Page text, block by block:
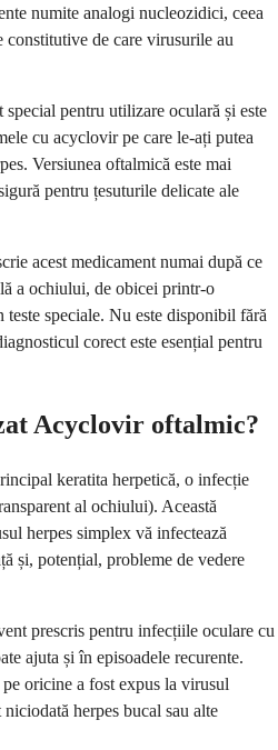
numite analogi nucleozidici, ceea
constitutive de care virusurile au
pentru utilizare oculară și este
cu acyclovir pe care le-ați putea
Versiunea oftalmică este mai
pentru țesuturile delicate ale
acest medicament numai după ce
a ochiului, de obicei printr-o
speciale. Nu este disponibil fără
corect este esențial pentru
Acyclovir oftalmic?
keratita herpetică, o infecție
al ochiului). Această
herpes simplex vă infectează
și, potențial, probleme de vedere
prescris pentru infecțiile oculare cu
ajuta și în episoadele recurente.
oricine a fost expus la virusul
herpes bucal sau alte